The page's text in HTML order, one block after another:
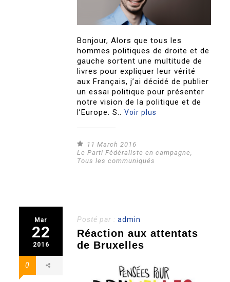
Bonjour, Alors que tous les
hommes politiques de droite et de
gauche sortent une multitude de
livres pour expliquer leur vérité
aux Français, j’ai décidé de publier
un essai politique pour présenter
notre vision de la politique et de
l’Europe. S..Voir plus
11 March 2016
Le Parti Fédéraliste en campagne
Tous les communiqués
Mar
22
2016
0
Posté par :admin
Réaction aux attentats
de Bruxelles